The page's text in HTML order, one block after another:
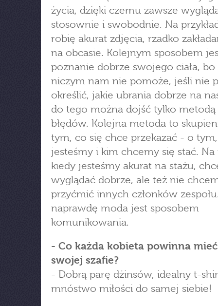
życia, dzięki czemu zawsze
stosownie i swobodnie. Na
robię akurat zdjęcia, rzadko
na obcasie. Kolejnym sposobem
poznanie dobrze swojego ciała,
niczym nam nie pomoże, jeśli nie
określić, jakie ubrania dobrze na
do tego można dojść tylko
błędów. Kolejna metoda to
tym, co się chce przekazać - o
jesteśmy i kim chcemy się stać. Na
kiedy jesteśmy akurat na stażu,
wyglądać dobrze, ale też nie
przyćmić innych członków
naprawdę moda jest sposobem
komunikowania.
- Co każda kobieta powinna
swojej szafie?
- Dobrą parę dżinsów, idealny t-
mnóstwo miłości do samej siebie!